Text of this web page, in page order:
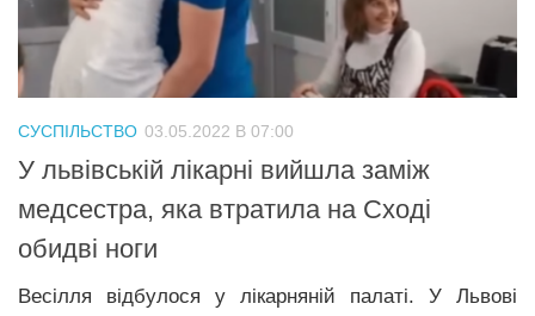
СУСПІЛЬСТВО 03.05.2022 В 07:00
У львівській лікарні вийшла заміж
медсестра, яка втратила на Сході
обидві ноги
Весілля відбулося у лікарняній палаті. У Львові